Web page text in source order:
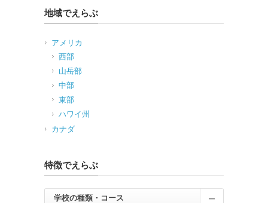
地域でえらぶ
アメリカ
西部
山岳部
中部
東部
ハワイ州
カナダ
特徴でえらぶ
学校の種類・コース